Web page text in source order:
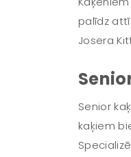
palīdz
Josera
Senior
kaķiem